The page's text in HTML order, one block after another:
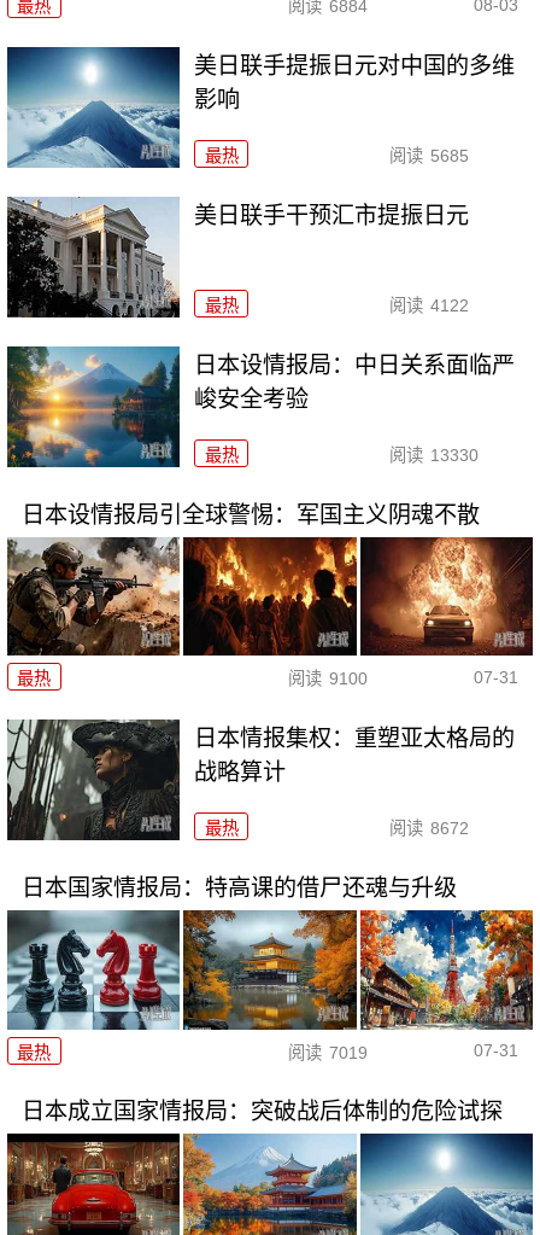
最热 阅读 6884 08-03
美日联手提振日元对中国的多维
影响
最热 阅读 5685
美日联手干预汇市提振日元
最热 阅读 4122
日本设情报局：中日关系面临严
峻安全考验
最热 阅读 13330
日本设情报局引全球警惕：军国主义阴魂不散
最热 阅读 9100 07-31
日本情报集权：重塑亚太格局的
战略算计
最热 阅读 8672
日本国家情报局：特高课的借尸还魂与升级
最热 阅读 7019 07-31
日本成立国家情报局：突破战后体制的危险试探